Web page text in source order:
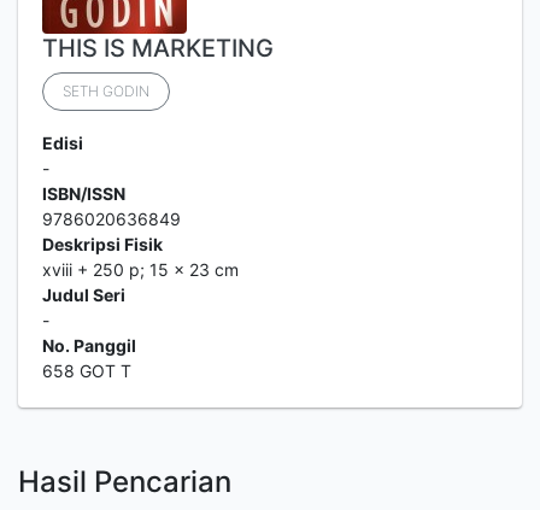
THIS IS MARKETING
SETH GODIN
Edisi
-
ISBN/ISSN
9786020636849
Deskripsi Fisik
xviii + 250 p; 15 x 23 cm
Judul Seri
-
No. Panggil
658 GOT T
Hasil Pencarian